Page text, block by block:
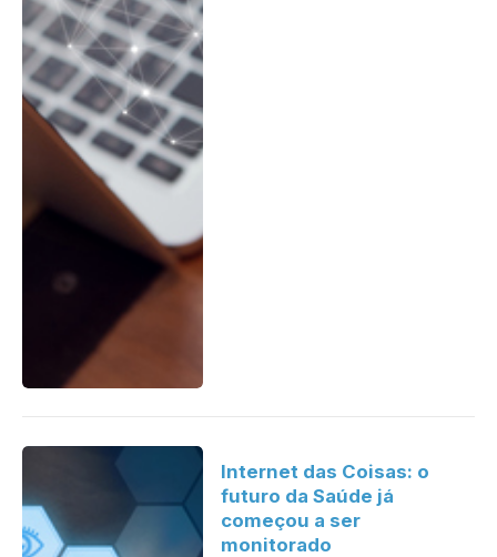
Internet das Coisas: o
futuro da Saúde já
começou a ser
monitorado